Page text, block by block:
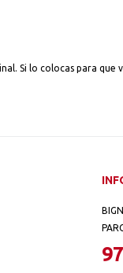
Si lo colocas para que